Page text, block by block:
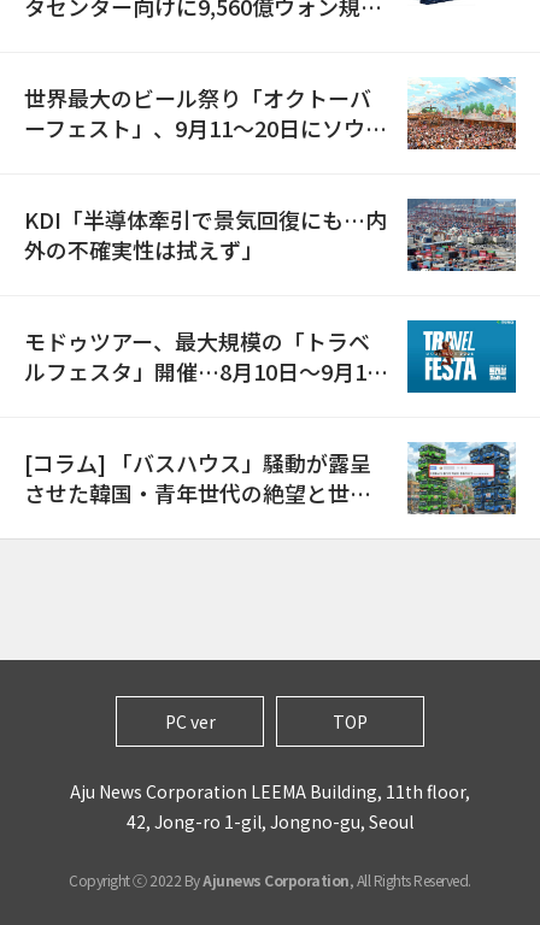
世界最大のビール祭り「オクトーバ
ーフェスト」、9月11〜20日にソウル
KDI「半導体牽引で景気回復にも…内
外の不確実性は拭えず」
モドゥツアー、最大規模の「トラベ
ルフェスタ」開催…8月10日～9月11
[コラム] 「バスハウス」騒動が露呈
させた韓国・青年世代の絶望と世代
PC ver TOP
Aju News Corporation LEEMA Building, 11th floor,
42, Jong-ro 1-gil, Jongno-gu, Seoul
Copyright ⓒ 2022 ByAjunews Corporation, All Rights Reserved.